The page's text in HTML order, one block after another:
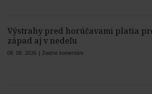
Výstrahy pred horúčavami platia
západ aj v nedeľu
08. 08. 2026 | Žiadne komentáre